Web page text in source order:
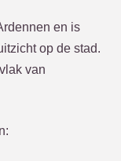
en is
op de stad.
van